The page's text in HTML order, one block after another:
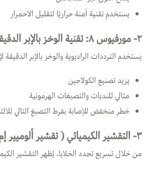
يستخدم تقنية آمنة حراريًا لتقليل الاحمرار
٢- مورفيوس ٨: تقنية الوخز بالإبر الدقيقة بترددات الراديو
يستخدم الترددات الراديوية والوخز بالإبر
يزيد تصنيع الكولاجين
مثالي للندبات والتصبغات الهرمونية
خطر منخفض للإصابة بفرط التصبغ التالي
٣- التقشير الكيميائي ( تقشير ألوميير إم دي جلو )
من خلال تسريع تجدد الخلايا، يُظهر التقشير